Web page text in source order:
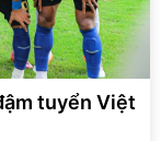
tuyển Việt